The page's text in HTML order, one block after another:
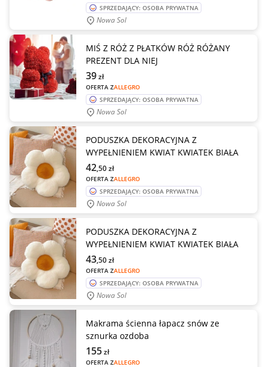
SPRZEDAJĄCY: OSOBA PRYWATNA
Nowa Sol
MIŚ Z RÓŻ Z PŁATKÓW RÓŻ RÓŻANY
PREZENT DLA NIEJ
OFERTA ZALLEGRO
39zł
SPRZEDAJĄCY: OSOBA PRYWATNA
Nowa Sol
PODUSZKA DEKORACYJNA Z
WYPEŁNIENIEM KWIAT KWIATEK BIAŁA
OFERTA ZALLEGRO
42,50zł
SPRZEDAJĄCY: OSOBA PRYWATNA
Nowa Sol
PODUSZKA DEKORACYJNA Z
WYPEŁNIENIEM KWIAT KWIATEK BIAŁA
OFERTA ZALLEGRO
43,50zł
SPRZEDAJĄCY: OSOBA PRYWATNA
Nowa Sol
Makrama ścienna łapacz snów ze
sznurka ozdoba
OFERTA ZALLEGRO
155zł